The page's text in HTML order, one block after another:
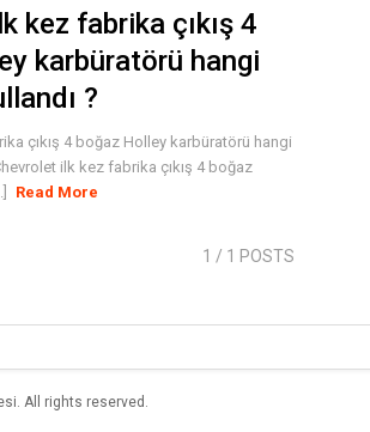
kez fabrika çıkış 4
karbüratörü hangi
?
çıkış 4 boğaz Holley karbüratörü hangi
ilk kez fabrika çıkış 4 boğaz
Read More
1 / 1 POSTS
All rights reserved.